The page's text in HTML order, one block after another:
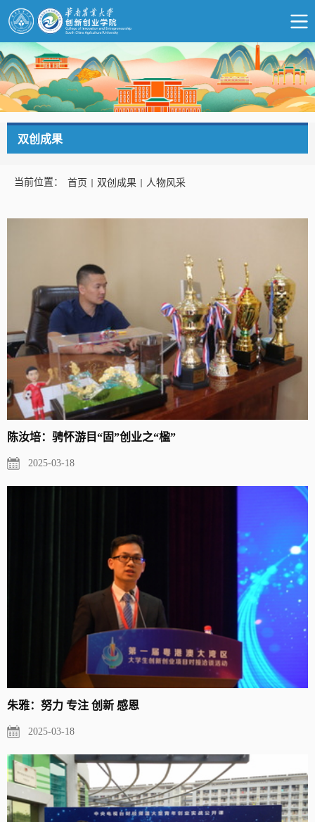
双创成果
当前位置： 首页 双创成果 人物风采
陈汝培：骋怀游目“固”创业之“楹”
2025-03-18
朱雅：努力 专注 创新 感恩
2025-03-18